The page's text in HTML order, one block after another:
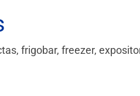
frigobar, freezer,